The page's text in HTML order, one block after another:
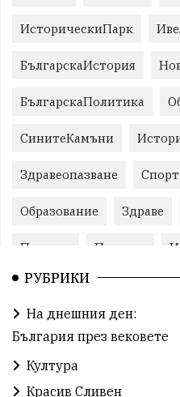
ИсторическиПарк
БългарскаИстория
БългарскаПолитика
СинитеКамъни
Здравеопазване Спорт
Образование Здраве
Пеевски Протест
Свобода
Празник
ХристоИлиев
РУБРИКИ
На днешния ден:
България през вековете
Култура
Красив Сливен